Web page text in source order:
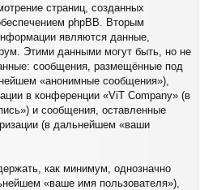
страниц, созданных
phpBB. Вторым
являются данные,
Этими данными могут быть, но не
сообщения, размещённые под
«анонимные сообщения»),
в конференции «ViT Company» (в
и сообщения, оставленные
(в дальнейшем «ваши
как минимум, однозначно
«ваше имя пользователя»),